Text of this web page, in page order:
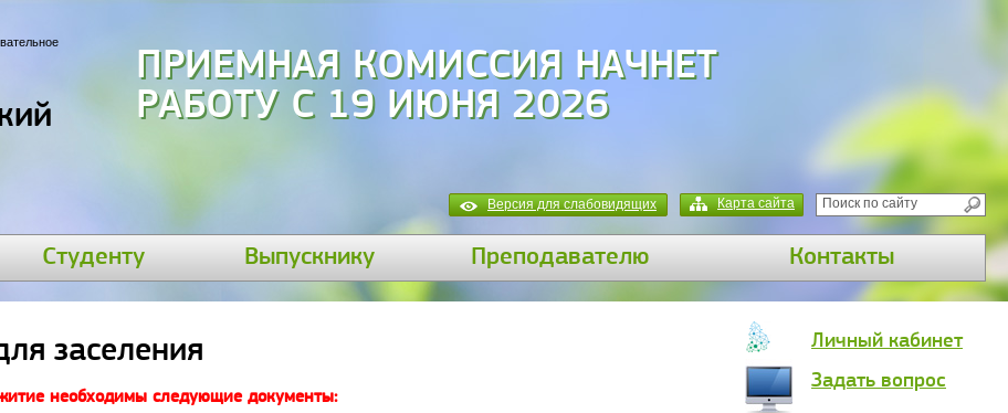
ПРИЕМНАЯ КОМИССИЯ НАЧНЕТ
РАБОТУ С 19 ИЮНЯ 2026
Карта сайта
Версия для слабовидящих
Студенту Выпускнику Преподавателю Контакты
заселения
необходимы следующие документы:
Личный кабинет
Задать вопрос